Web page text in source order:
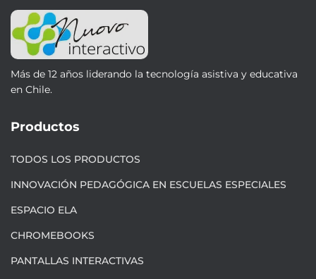
Más de 12 años liderando la tecnología asistiva y educativa
en Chile.
Productos
TODOS LOS PRODUCTOS
INNOVACIÓN PEDAGÓGICA EN ESCUELAS ESPECIALES
ESPACIO ELA
CHROMEBOOKS
PANTALLAS INTERACTIVAS